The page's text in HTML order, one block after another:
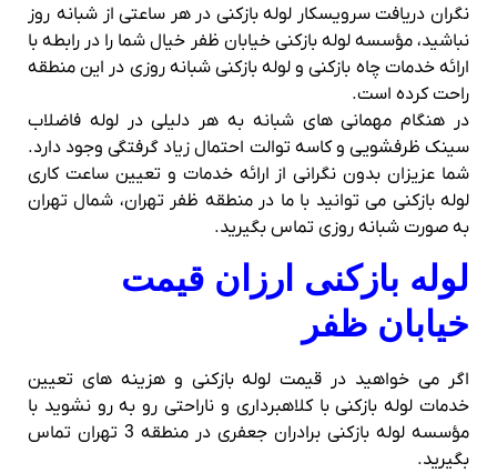
نگران دریافت سرویسکار لوله بازکنی در هر ساعتی از شبانه روز
نباشید، مؤسسه لوله بازکنی خیابان ظفر خیال شما را در رابطه با
ارائه خدمات چاه بازکنی و لوله بازکنی شبانه روزی در این منطقه
راحت کرده است.
در هنگام مهمانی های شبانه به هر دلیلی در لوله فاضلاب
سینک ظرفشویی و کاسه توالت احتمال زیاد گرفتگی وجود دارد.
شما عزیزان بدون نگرانی از ارائه خدمات و تعیین ساعت کاری
لوله بازکنی می توانید با ما در منطقه ظفر تهران، شمال تهران
به صورت شبانه روزی تماس بگیرید.
لوله بازکنی ارزان قیمت
خیابان ظفر
اگر می خواهید در قیمت لوله بازکنی و هزینه های تعیین
خدمات لوله بازکنی با کلاهبرداری و ناراحتی رو به رو نشوید با
مؤسسه لوله بازکنی برادران جعفری در منطقه 3 تهران تماس
بگیرید.